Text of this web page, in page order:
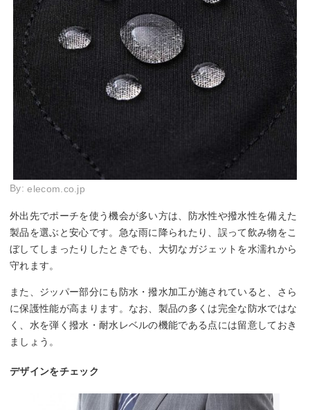
By:elecom.co.jp
外出先でポーチを使う機会が多い方は、防水性や撥水性を備えた
製品を選ぶと安心です。急な雨に降られたり、誤って飲み物をこ
ぼしてしまったりしたときでも、大切なガジェットを水濡れから
守れます。
また、ジッパー部分にも防水・撥水加工が施されていると、さら
に保護性能が高まります。なお、製品の多くは完全な防水ではな
く、水を弾く撥水・耐水レベルの機能である点には留意しておき
ましょう。
デザインをチェック